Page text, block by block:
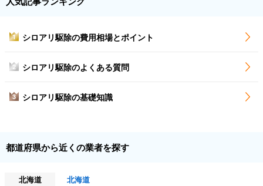
1 シロアリ駆除の費用相場とポイント
2 シロアリ駆除のよくある質問
3 シロアリ駆除の基礎知識
都道府県から近くの業者を探す
北海道
北海道